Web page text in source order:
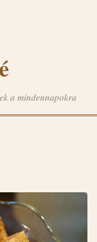
a mindennapokra